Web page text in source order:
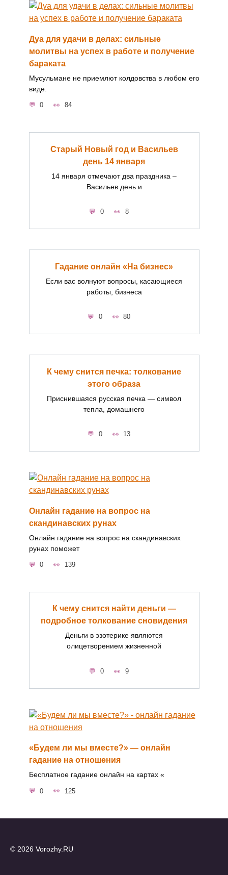
Дуа для удачи в делах: сильные
молитвы на успех в работе и получение
бараката
Мусульмане не приемлют колдовства в любом его
виде.
0 84
Старый Новый год и Васильев
день 14 января
14 января отмечают два праздника –
Васильев день и
0 8
Гадание онлайн «На бизнес»
Если вас волнуют вопросы, касающиеся
работы, бизнеса
0 80
К чему снится печка: толкование
этого образа
Приснившаяся русская печка — символ
тепла, домашнего
0 13
Онлайн гадание на вопрос на
скандинавских рунах
Онлайн гадание на вопрос на скандинавских
рунах поможет
0 139
К чему снится найти деньги —
подробное толкование сновидения
Деньги в эзотерике являются
олицетворением жизненной
0 9
«Будем ли мы вместе?» — онлайн
гадание на отношения
Бесплатное гадание онлайн на картах «
0 125
© 2026 Vorozhy.RU